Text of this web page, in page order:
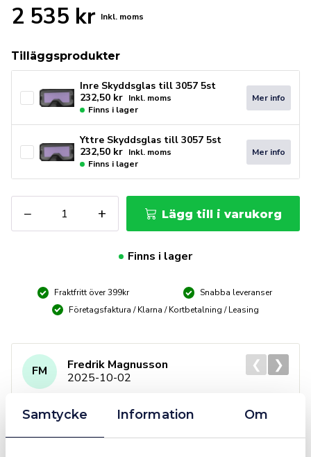
Samtycke Information Om
2 535 kr Inkl. moms
Tilläggsprodukter
Inre Skyddsglas till 3057 5st
232,50 kr Inkl. moms
Finns i lager
Mer info
Yttre Skyddsglas till 3057 5st
232,50 kr Inkl. moms
Finns i lager
Mer info
−
Vader
Svets/Skärmask
+ Lägg till i varukorg
Finns i lager
Fraktfritt över 399kr
Snabba leveranser
Företagsfaktura / Klarna / Kortbetalning / Leasing
FM
Fredrik Magnusson
2025-10-02
❮ ❯